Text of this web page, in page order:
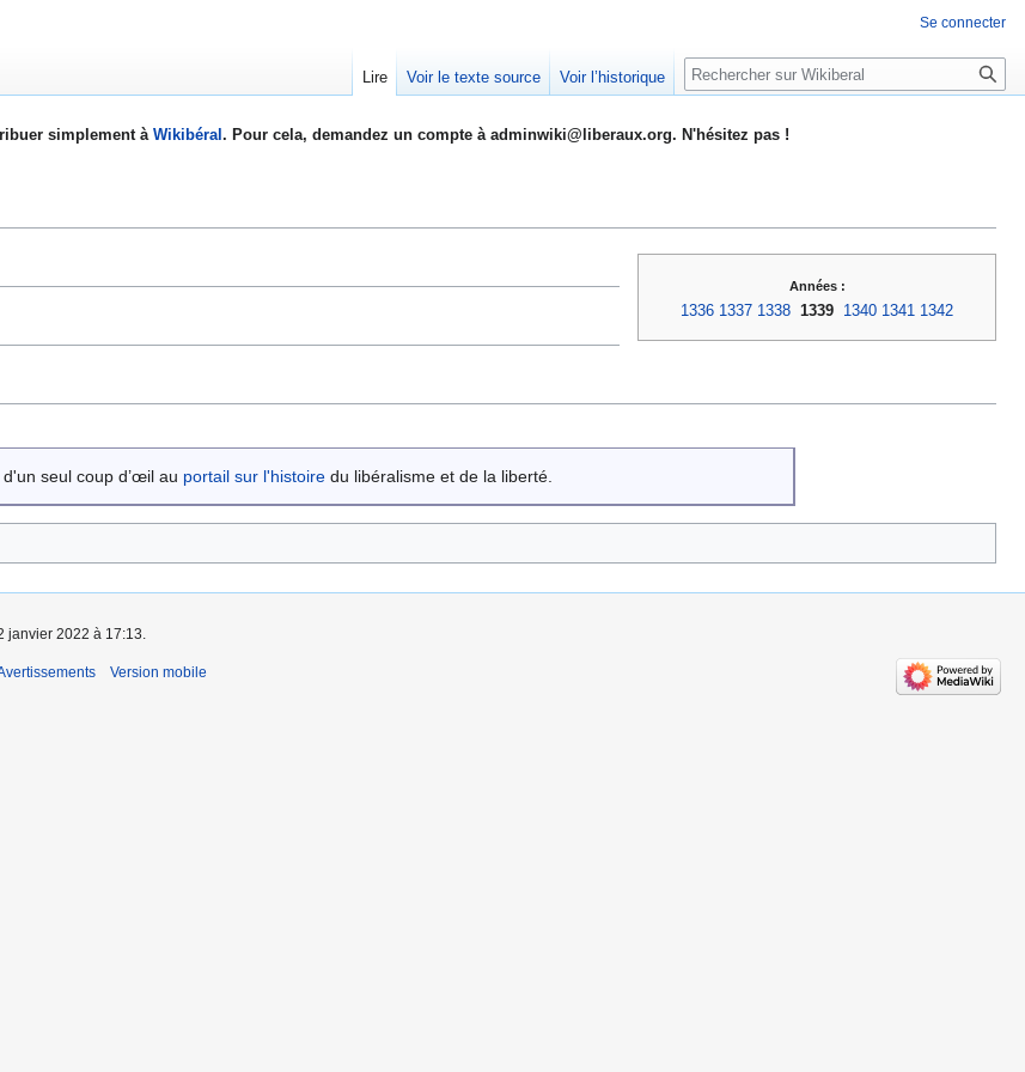
simplement à Wikibéral . Pour cela, demandez un compte à adminwiki@liberaux.org. N'hésitez pas !
Années :
1336 1337 1338 1339 1340 1341 1342
seul coup d’œil au portail sur l'histoire du libéralisme et de la liberté.
Se connecter
Lire Voir le texte source Voir l’historique Rechercher
janvier 2022 à 17:13.
Version mobile